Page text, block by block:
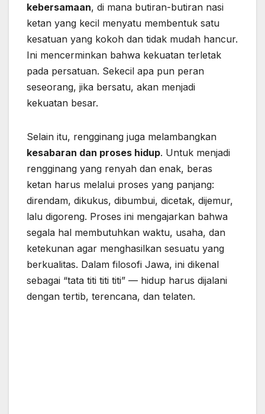
kebersamaan, di mana butiran-butiran nasi
ketan yang kecil menyatu membentuk satu
kesatuan yang kokoh dan tidak mudah hancur.
Ini mencerminkan bahwa kekuatan terletak
pada persatuan. Sekecil apa pun peran
seseorang, jika bersatu, akan menjadi
kekuatan besar.
Selain itu, rengginang juga melambangkan
kesabaran dan proses hidup. Untuk menjadi
rengginang yang renyah dan enak, beras
ketan harus melalui proses yang panjang:
direndam, dikukus, dibumbui, dicetak, dijemur,
lalu digoreng. Proses ini mengajarkan bahwa
segala hal membutuhkan waktu, usaha, dan
ketekunan agar menghasilkan sesuatu yang
berkualitas. Dalam filosofi Jawa, ini dikenal
sebagai “tata titi titi titi” — hidup harus dijalani
dengan tertib, terencana, dan telaten.